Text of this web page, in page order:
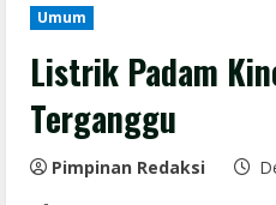
Umum
Listrik Padam
Terganggu
Pimpinan Redaksi